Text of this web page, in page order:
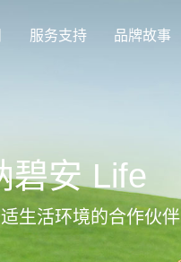
服务支持 品牌故事
碧安 Life
生活环境的合作伙伴